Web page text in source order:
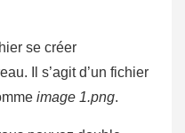
se créer
Il s’agit d’un fichier
image 1.png.